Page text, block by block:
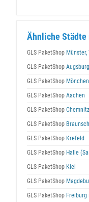
Ähnliche Städte
GLS PaketShop
GLS PaketShop Augsburg
GLS PaketShop
GLS PaketShop Aachen
GLS PaketShop Chemnitz
GLS PaketShop
GLS PaketShop Krefeld
GLS PaketShop Halle
GLS PaketShop Kiel
GLS PaketShop
GLS PaketShop Freiburg